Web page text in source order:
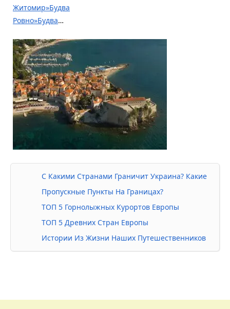
Житомир»Будва
Ровно»Будва…
С Какими Странами Граничит Украина? Какие
Пропускные Пункты На Границах?
ТОП 5 Горнолыжных Курортов Европы
ТОП 5 Древних Стран Европы
Истории Из Жизни Наших Путешественников